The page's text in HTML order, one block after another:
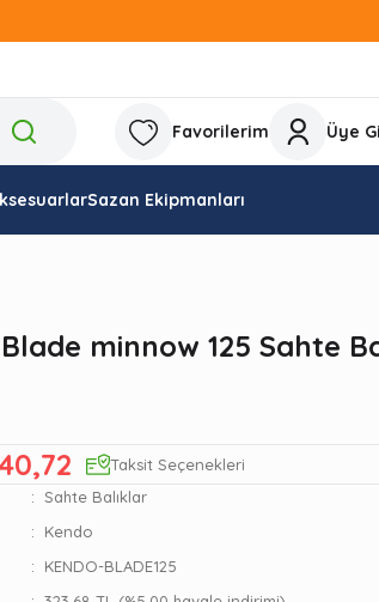
Favorilerim Üye
Sazan Ekipmanları
minnow 125 Sahte
Taksit Seçenekleri
Sahte Balıklar
Kendo
KENDO-BLADE125